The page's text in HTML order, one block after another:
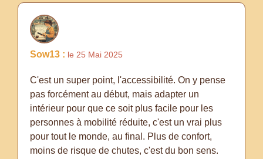
Sow13 : le 25 Mai 2025
C'est un super point, l'accessibilité. On y pense
pas forcément au début, mais adapter un
intérieur pour que ce soit plus facile pour les
personnes à mobilité réduite, c'est un vrai plus
pour tout le monde, au final. Plus de confort,
moins de risque de chutes, c'est du bon sens.